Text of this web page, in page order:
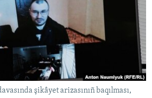
şikâyet arizasınıñ baqılması,